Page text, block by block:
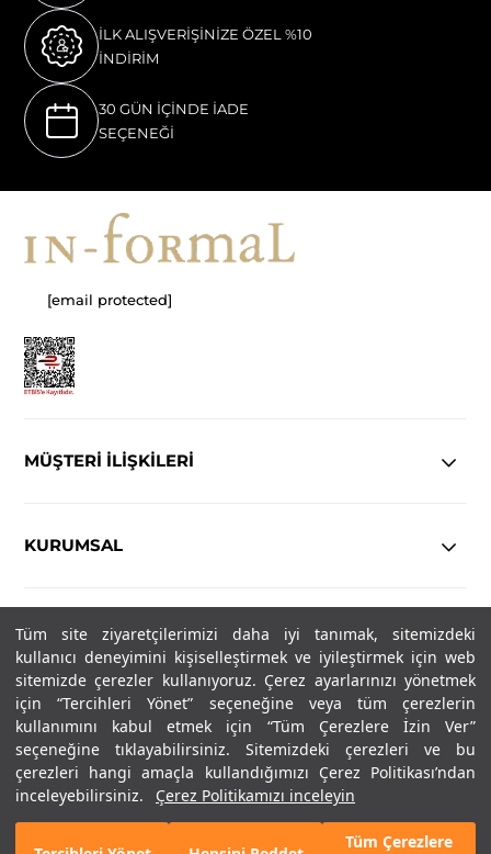
Tüm site ziyaretçilerimizi daha iyi tanımak, sitemizdeki
kullanıcı deneyimini kişiselleştirmek ve iyileştirmek için web
sitemizde çerezler kullanıyoruz. Çerez ayarlarınızı yönetmek
için “Tercihleri Yönet” seçeneğine veya tüm çerezlerin
kullanımını kabul etmek için “Tüm Çerezlere İzin Ver”
seçeneğine tıklayabilirsiniz. Sitemizdeki çerezleri ve bu
çerezleri hangi amaçla kullandığımızı Çerez Politikası’ndan
inceleyebilirsiniz.
Çerez Politikamızı inceleyin
Tüm Çerezlere
İLK ALIŞVERİŞİNİZE ÖZEL %10
İNDİRİM
30 GÜN İÇİNDE İADE
SEÇENEĞİ
[email protected]
MÜŞTERİ İLİŞKİLERİ
KURUMSAL
YASAL
Copyright© 2025 IN-FORMAL Tüm hakları saklıdır.
SOSYAL MEDYA